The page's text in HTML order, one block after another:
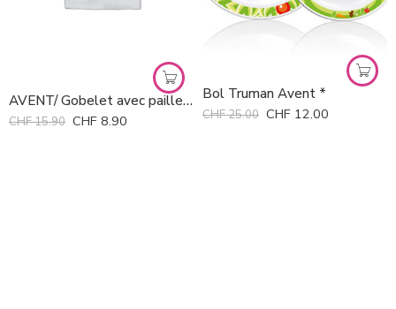
AVENT/ Gobelet avec paille 300 ml rose 300ml
CHF15.90 CHF 8.90
Bol Truman Avent *
CHF25.00 CHF 12.00